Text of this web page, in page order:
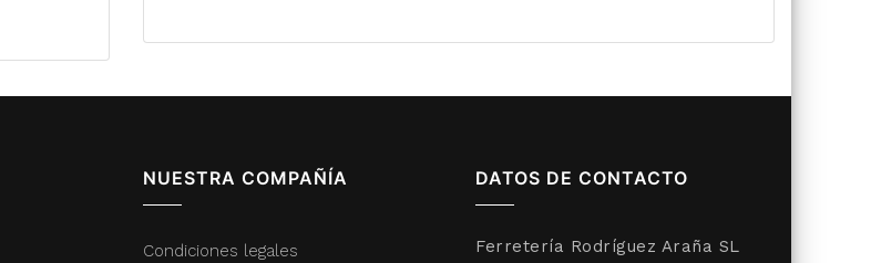
NUESTRA COMPAÑÍA
Condiciones legales
DATOS DE CONTACTO
Ferretería Rodríguez Araña SL